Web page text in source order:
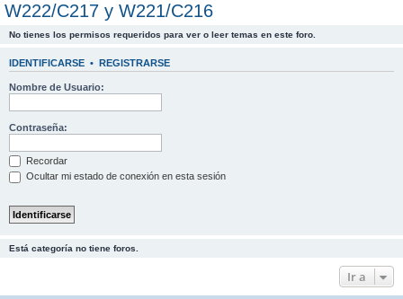
W222/C217 y W221/C216
No tienes los permisos requeridos para ver o leer temas en este foro.
IDENTIFICARSE • REGISTRARSE
Nombre de Usuario:
Contraseña:
Recordar
Ocultar mi estado de conexión en esta sesión
Está categoría no tiene foros.
Ir a